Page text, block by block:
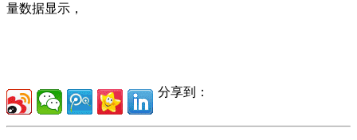
量数据显示，
分享到：